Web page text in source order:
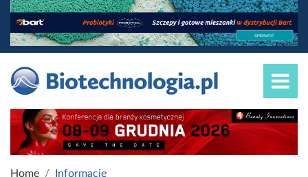
Home Informacje